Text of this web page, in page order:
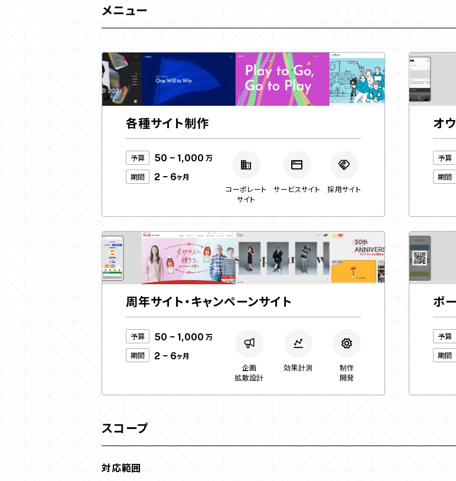
メニュー
各種サイト制作
予算 50 − 1,000 万
期間
2 − 6ヶ月
コーポレート
サイト
サービスサイト 採用サイト
オ
予算
期間
周年サイト・キャンペーンサイト
予算 50 − 1,000 万
期間
2 − 6ヶ月
企画
拡散設計
効果計測
制作
開発
ポ
予算
期間
スコープ
対応範囲